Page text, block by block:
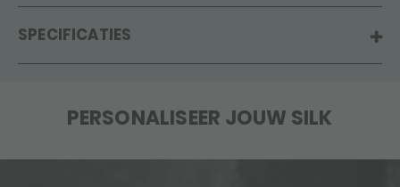
SPECIFICATIES
PERSONALISEER JOUW SILK